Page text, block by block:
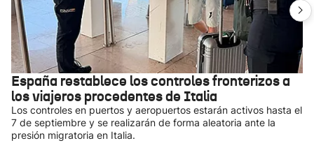
España restablece los controles fronterizos a
los viajeros procedentes de Italia
Los controles en puertos y aeropuertos estarán activos hasta el
7 de septiembre y se realizarán de forma aleatoria ante la
presión migratoria en Italia.